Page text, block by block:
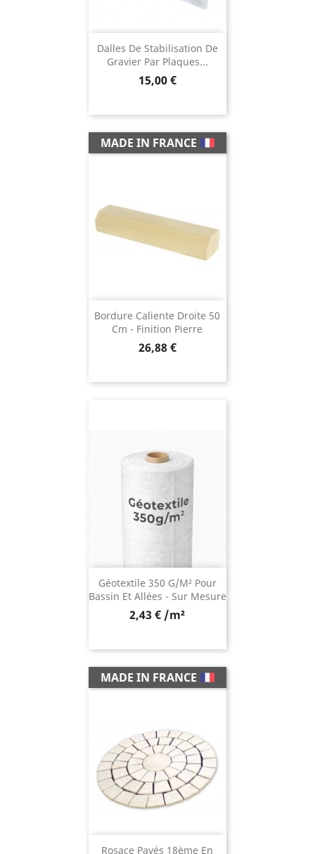
Dalles De Stabilisation De
Gravier Par Plaques...
Prix
15,00 €
Bordure Caliente Droite 50
Cm - Finition Pierre
Prix
26,88 €
MADE IN FRANCE
Géotextile 350 G/m² Pour
Bassin Et Allées - Sur Mesure
2,43 € /m²
Rosace Pavés 18ème En
MADE IN FRANCE